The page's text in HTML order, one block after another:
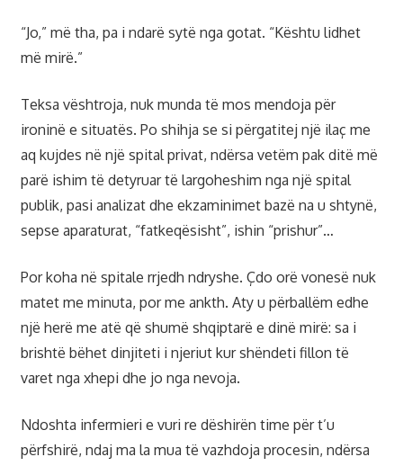
“Jo,” më tha, pa i ndarë sytë nga gotat. “Kështu lidhet
më mirë.”
Teksa vështroja, nuk munda të mos mendoja për
ironinë e situatës. Po shihja se si përgatitej një ilaç me
aq kujdes në një spital privat, ndërsa vetëm pak ditë më
parë ishim të detyruar të largoheshim nga një spital
publik, pasi analizat dhe ekzaminimet bazë na u shtynë,
sepse aparaturat, “fatkeqësisht”, ishin “prishur”…
Por koha në spitale rrjedh ndryshe. Çdo orë vonesë nuk
matet me minuta, por me ankth. Aty u përballëm edhe
një herë me atë që shumë shqiptarë e dinë mirë: sa i
brishtë bëhet dinjiteti i njeriut kur shëndeti fillon të
varet nga xhepi dhe jo nga nevoja.
Ndoshta infermieri e vuri re dëshirën time për t’u
përfshirë, ndaj ma la mua të vazhdoja procesin, ndërsa